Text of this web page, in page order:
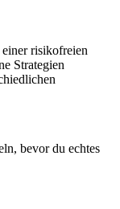
risikofreien
Strategien
bevor du echtes